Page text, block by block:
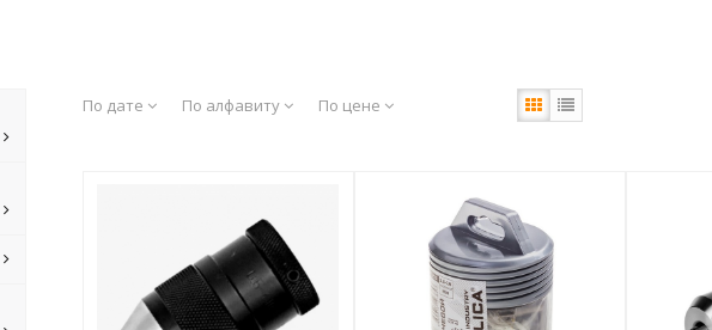
По дате По алфавиту По цене